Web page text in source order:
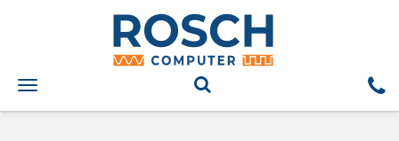
Toggle
navigation